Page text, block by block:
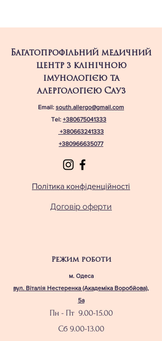
Багатопрофільний медичний
центр з клінічною
імунологією та
алергологією Сауз
Email: south.allergo@gmail.com
Tel: +380675041333
+380663241333
+380966635077
Політика конфіденційності
Договір оферти
Режим роботи
м. Одеса
вул. Віталія Нестеренка (Академіка Воробйова),
5а
Пн - Пт 9.00-15.00
Сб 9.00-13.00